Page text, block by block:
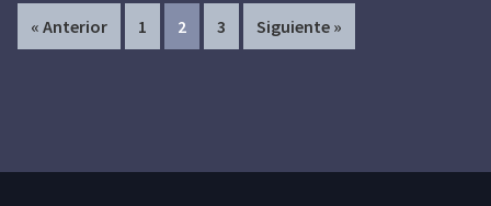
« Anterior Page
1 Page
2 Page
3 Siguiente »